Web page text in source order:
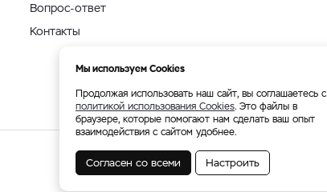
Вопрос-ответ
Контакты
Мы принимаем:
Мы используем Cookies
Продолжая использовать наш сайт, вы соглашаетесь с
политикой использования Cookies. Это файлы в
браузере, которые помогают нам сделать ваш опыт
взаимодействия с сайтом удобнее.
Согласен со всеми Настроить